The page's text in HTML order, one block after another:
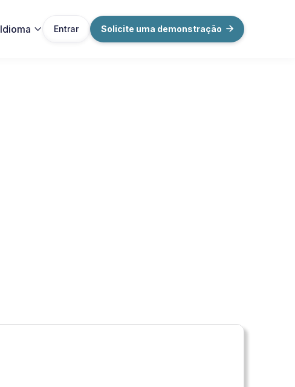
Idioma  Entrar Solicite uma demonstração 